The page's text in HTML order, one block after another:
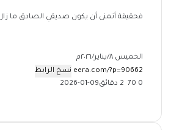
فحقيقة أتمنى أن يكون صديقي الصادق ما
الخميس ٨/يناير/٢٠٢٦م
نسخ الرابط
2026-01-09
0
البريد